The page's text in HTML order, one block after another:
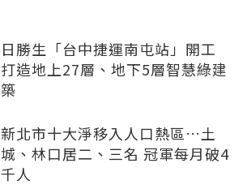
日勝生「台中捷運南屯站」開工
打造地上27層、地下5層智慧綠建
築
新北市十大淨移入人口熱區…土
城、林口居二、三名 冠軍每月破4
千人